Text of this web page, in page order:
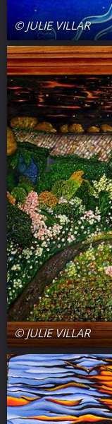
© JULIE VILLAR
© JULIE VILLAR